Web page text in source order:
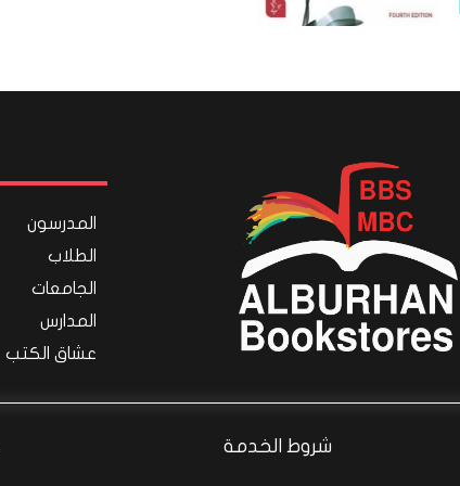
المدرسون
الطلاب
الجامعات
المدارس
عشاق الكتب
شروط الخدمة